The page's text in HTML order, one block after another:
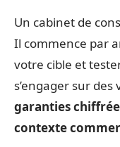
Un cabinet de
Il commence par
votre cible et
s’engager sur des
garanties
contexte